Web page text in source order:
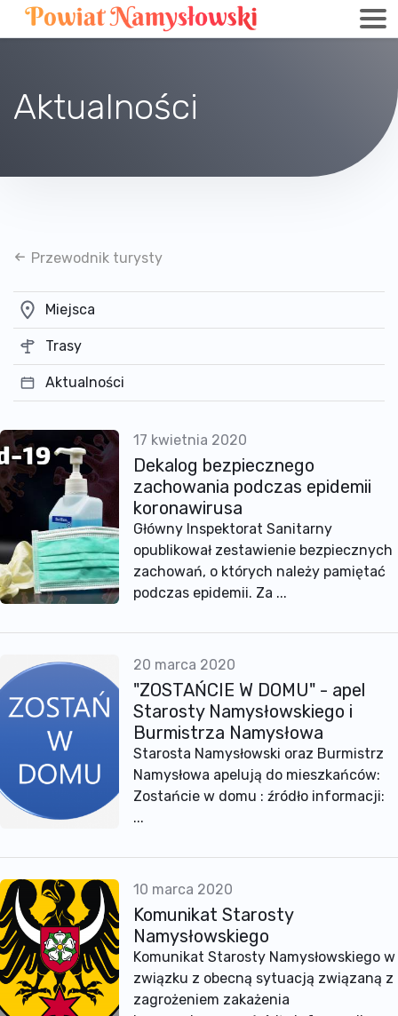
Aktualności
Przewodnik turysty
17 kwietnia 2020
Dekalog bezpiecznego
zachowania podczas epidemii
koronawirusa
Główny Inspektorat Sanitarny
opublikował zestawienie bezpiecznych
zachowań, o których należy pamiętać
podczas epidemii. Za ...
20 marca 2020
"ZOSTAŃCIE W DOMU" - apel
Starosty Namysłowskiego i
Burmistrza Namysłowa
Starosta Namysłowski oraz Burmistrz
Namysłowa apelują do mieszkańców:
Zostańcie w domu : źródło informacji:
...
10 marca 2020
Komunikat Starosty
Namysłowskiego
Komunikat Starosty Namysłowskiego w
związku z obecną sytuacją związaną z
zagrożeniem zakażenia
Miejsca
Trasy
Aktualności